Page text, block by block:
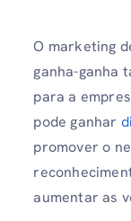
O marketing
ganha-ganha
para a
pode ganhar
promover o
aumentar as